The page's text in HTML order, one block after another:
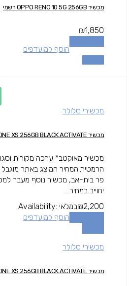
מכשיר OPPO RENO 10 5G 256GB רשמי
₪1,850
הוסף למועדפים
מכשירי סלולר
מכשיר IPHONE XS 256GB BLACK ACTIVATE
מכשיר מאוקטב* ערכה מקורית
הרמטית.המחיר המוצג באתר
פר בית-אב, מכשיר נוסף מעבר
יחוייב במחיר...
₪2,200
Availability: במלאי
הוסף למועדפים
מכשירי סלולר
מכשיר IPHONE XS 256GB BLACK ACTIVATE